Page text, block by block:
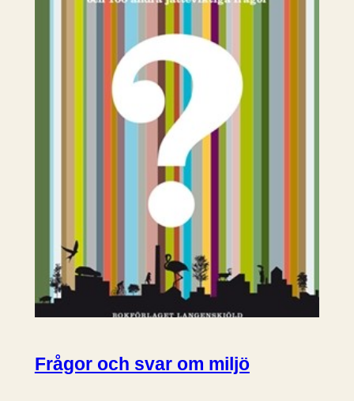
Frågor och svar om miljö